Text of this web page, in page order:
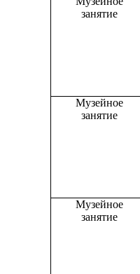
занятие
Музейное
занятие
Музейное
занятие